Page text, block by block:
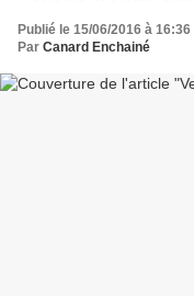
Publié le 15/06/2016 à 16:36
Par Canard Enchainé